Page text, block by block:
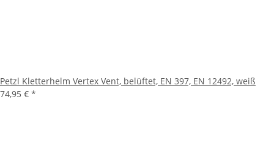
Petzl Kletterhelm Vertex Vent, belüftet, EN 397, EN 12492, weiß
74,95 € *